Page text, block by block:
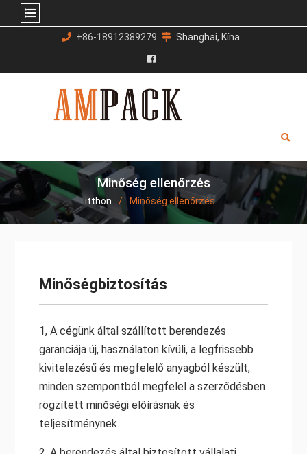
tartalomra
+86-18912389279 Shanghai, Kína
Facebook
Minőség ellenőrzés
itthon Minőség ellenőrzés
Minőségbiztosítás
1, A cégünk által szállított berendezés
garanciája új, használaton kívüli, a legfrissebb
kivitelezésű és megfelelő anyagból készült,
minden szempontból megfelel a szerződésben
rögzített minőségi előírásnak és
teljesítménynek.